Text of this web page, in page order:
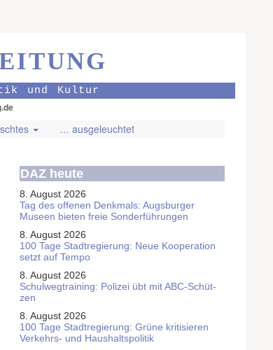
und Kultur
… ausgeleuchtet
DAZ heute
8. August 2026
Tag des offenen Denkmals: Augsburger
Museen bieten freie Sonderführungen
8. August 2026
100 Tage Stadtregierung: Neue Kooperation
setzt auf Tempo
8. August 2026
Schul­weg­trai­ning: Poli­zei übt mit ABC-Schüt­
zen
8. August 2026
100 Tage Stadtregierung: Grüne kritisieren
Verkehrs- und Haushaltspolitik